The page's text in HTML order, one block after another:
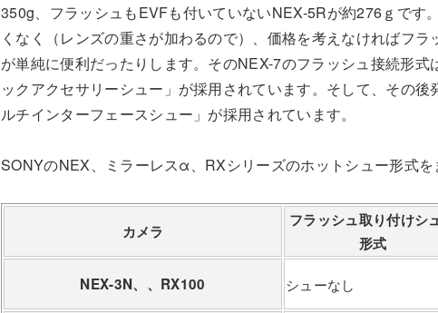
350g、フラッシュもEVFも付いていないNEX-5Rが約276ｇです
くなく（レンズの重さが加わるので）、価格を考えなければフ
が単純に便利だったりします。そのNEX-7のフラッシュ接続形式
ックアクセサリーシュー」が採用されています。そして、その
ルチインターフェースシュー」が採用されています。
SONYのNEX、ミラーレスα、RXシリーズのホットシュー形式を
カメラ
フラッシュ取り付けシ
形式
NEX-3N、、RX100 シューなし